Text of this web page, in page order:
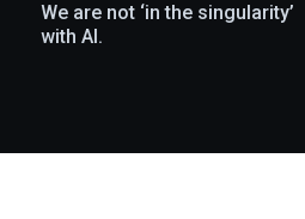
We are not ‘in the singularity’
with AI.